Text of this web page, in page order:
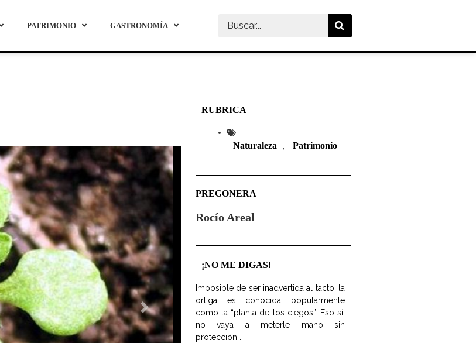
PATRIMONIO GASTRONOMÍA
RUBRICA
Naturaleza , Patrimonio
PREGONERA
Rocío Areal
¡NO ME DIGAS!
Imposible de ser inadvertida al tacto, la
ortiga es conocida popularmente
como la “planta de los ciegos”. Eso sí,
no vaya a meterle mano sin
protección…